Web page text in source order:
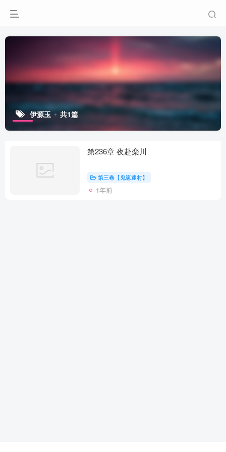
伊源玉 共1篇
第236章 夜赴栾川
第三卷【鬼崽迷村】
1年前